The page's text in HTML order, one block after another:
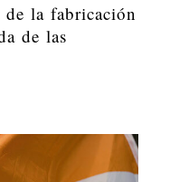
la fabricación
de las